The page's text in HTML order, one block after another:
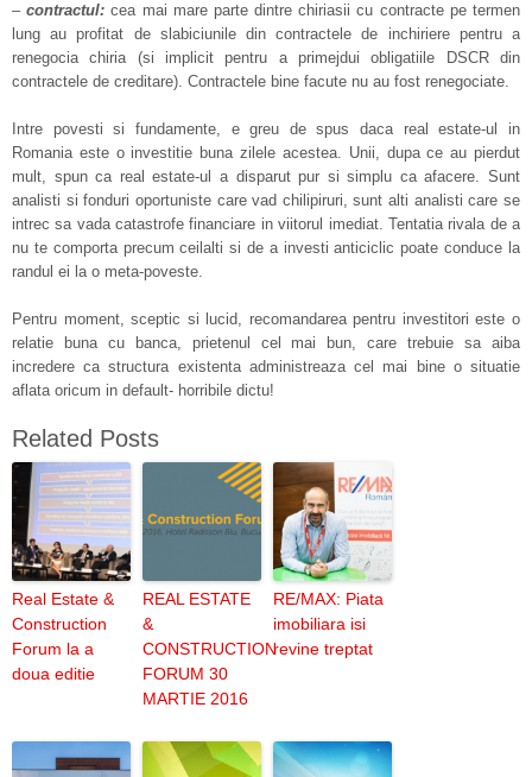
–contractul: cea mai mare parte dintre chiriasii cu contracte pe termen
lung au profitat de slabiciunile din contractele de inchiriere pentru a
renegocia chiria (si implicit pentru a primejdui obligatiile DSCR din
contractele de creditare). Contractele bine facute nu au fost renegociate.
Intre povesti si fundamente, e greu de spus daca real estate-ul in
Romania este o investitie buna zilele acestea. Unii, dupa ce au pierdut
mult, spun ca real estate-ul a disparut pur si simplu ca afacere. Sunt
analisti si fonduri oportuniste care vad chilipiruri, sunt alti analisti care se
intrec sa vada catastrofe financiare in viitorul imediat. Tentatia rivala de a
nu te comporta precum ceilalti si de a investi anticiclic poate conduce la
randul ei la o meta-poveste.
Pentru moment, sceptic si lucid, recomandarea pentru investitori este o
relatie buna cu banca, prietenul cel mai bun, care trebuie sa aiba
incredere ca structura existenta administreaza cel mai bine o situatie
aflata oricum in default- horribile dictu!
Related Posts
Real Estate &
Construction
Forum la a
doua editie
REAL ESTATE
&
CONSTRUCTION
FORUM 30
MARTIE 2016
RE/MAX: Piata
imobiliara isi
revine treptat